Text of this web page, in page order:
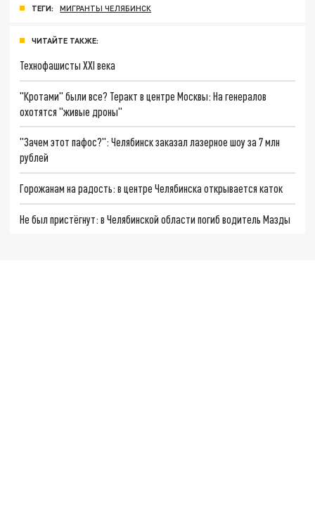
ТЕГИ: МИГРАНТЫ ЧЕЛЯБИНСК
ЧИТАЙТЕ ТАКЖЕ:
Технофашисты XXI века
"Кротами" были все? Теракт в центре Москвы: На генералов
охотятся "живые дроны"
"Зачем этот пафос?": Челябинск заказал лазерное шоу за 7 млн
рублей
Горожанам на радость: в центре Челябинска открывается каток
Не был пристёгнут: в Челябинской области погиб водитель Мазды